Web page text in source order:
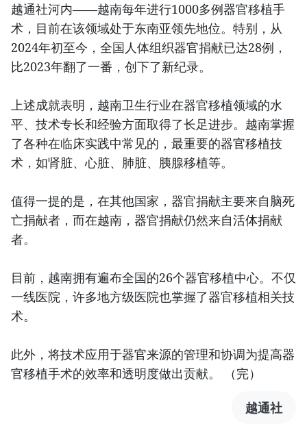
越通社河内——越南每年进行1000多例器官移植手
术，目前在该领域处于东南亚领先地位。特别，从
2024年初至今，全国人体组织器官捐献已达28例，
比2023年翻了一番，创下了新纪录。
上述成就表明，越南卫生行业在器官移植领域的水
平、技术专长和经验方面取得了长足进步。越南掌握
了各种在临床实践中常见的，最重要的器官移植技
术，如肾脏、心脏、肺脏、胰腺移植等。
值得一提的是，在其他国家，器官捐献主要来自脑死
亡捐献者，而在越南，器官捐献仍然来自活体捐献
者。
目前，越南拥有遍布全国的26个器官移植中心。不仅
一线医院，许多地方级医院也掌握了器官移植相关技
术。
此外，将技术应用于器官来源的管理和协调为提高器
官移植手术的效率和透明度做出贡献。 （完）
越通社